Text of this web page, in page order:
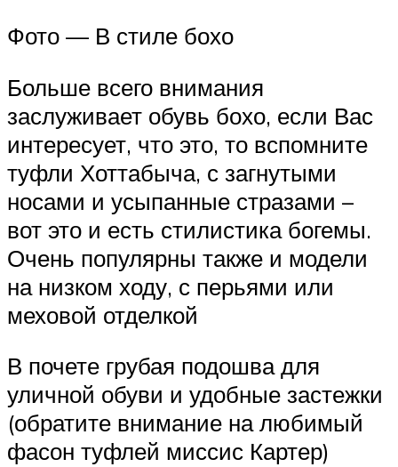
Фото — В стиле бохо
Больше всего внимания
заслуживает обувь бохо, если Вас
интересует, что это, то вспомните
туфли Хоттабыча, с загнутыми
носами и усыпанные стразами –
вот это и есть стилистика богемы.
Очень популярны также и модели
на низком ходу, с перьями или
меховой отделкой
В почете грубая подошва для
уличной обуви и удобные застежки
(обратите внимание на любимый
фасон туфлей миссис Картер)